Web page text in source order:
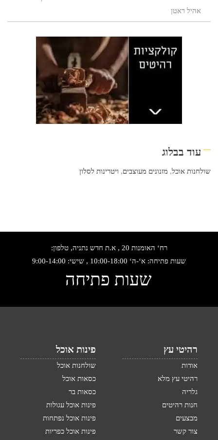
אהיל ראטן
עוד בבלוג
שולחנות אוכל, מזנונים מעוצבים, ויטרינות לסלון
רח‘ האומנות 20 , א.ת חדש נתניה, טלפון:
שעות פתיחה: א‘-ה‘ 10:00-18:00 , שישי: 9:00-14:00
שעות פתיחה
רהיטי עץ
אודות
רהיטי עץ מלא
גלריה
חנות רהיטים
מבצעים
צור קשר
פינות אוכל
שולחנות אוכל
כסאות אוכל
כסאות בר
פינות אוכל עגולות
פינות אוכל נפתחות
פינות אוכל כפריות